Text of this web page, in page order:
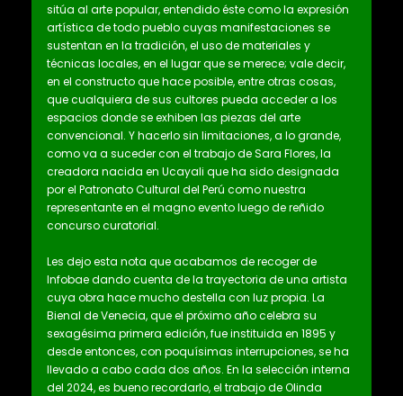
sitúa al arte popular, entendido éste como la expresión
artística de todo pueblo cuyas manifestaciones se
sustentan en la tradición, el uso de materiales y
técnicas locales, en el lugar que se merece; vale decir,
en el constructo que hace posible, entre otras cosas,
que cualquiera de sus cultores pueda acceder a los
espacios donde se exhiben las piezas del arte
convencional. Y hacerlo sin limitaciones, a lo grande,
como va a suceder con el trabajo de Sara Flores, la
creadora nacida en Ucayali que ha sido designada
por el Patronato Cultural del Perú como nuestra
representante en el magno evento luego de reñido
concurso curatorial.
Les dejo esta nota que acabamos de recoger de
Infobae dando cuenta de la trayectoria de una artista
cuya obra hace mucho destella con luz propia. La
Bienal de Venecia, que el próximo año celebra su
sexagésima primera edición, fue instituida en 1895 y
desde entonces, con poquísimas interrupciones, se ha
llevado a cabo cada dos años. En la selección interna
del 2024, es bueno recordarlo, el trabajo de Olinda